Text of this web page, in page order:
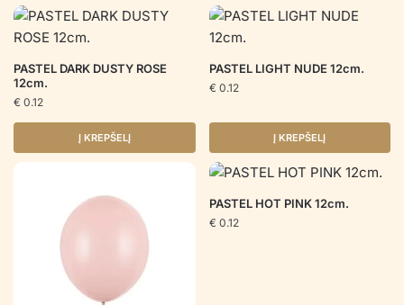
PASTEL DARK DUSTY ROSE
12cm.
€ 0.12
Į KREPŠELĮ
PASTEL LIGHT NUDE 12cm.
€ 0.12
Į KREPŠELĮ
PASTEL HOT PINK 12cm.
€ 0.12